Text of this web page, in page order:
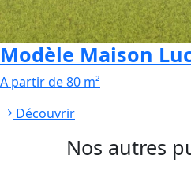
Modèle Maison
A partir de 80 m²
Découvrir
Nos autres